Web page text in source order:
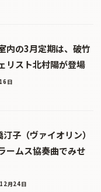
内の3月定期は、破竹
リスト北村陽が登場
日
子（ヴァイオリン）
ームス協奏曲でみせ
月24日